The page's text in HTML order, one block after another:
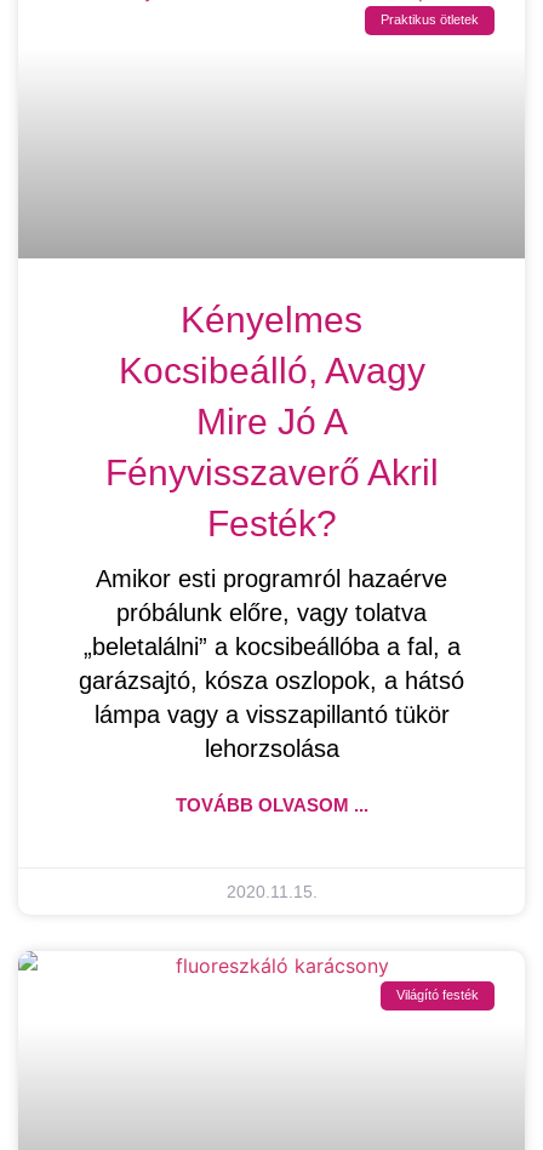
Praktikus ötletek
Kényelmes
Kocsibeálló, Avagy
Mire Jó A
Fényvisszaverő Akril
Festék?
Amikor esti programról hazaérve
próbálunk előre, vagy tolatva
„beletalálni” a kocsibeállóba a fal, a
garázsajtó, kósza oszlopok, a hátsó
lámpa vagy a visszapillantó tükör
lehorzsolása
TOVÁBB OLVASOM ...
2020.11.15.
Világító festék